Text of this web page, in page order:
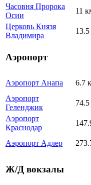
Часовня Пророка
Осии
11
Церковь Князя
Владимира
Аэропорт
Аэропорт Анапа 6.7
Аэропорт
Геленджик
Аэропорт
Краснодар
Аэропорт Адлер
Ж/Д вокзалы